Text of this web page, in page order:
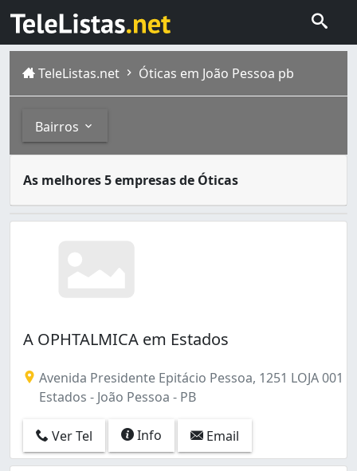
TeleListas.net Óticas em João Pessoa pb
Bairros
Cruz das Armas (2)
Estados (2)
Expedicionários (1)
Gramame (1)
Ipês (1)
Jaguaribe (1)
As melhores 5 empresas de Óticas
João Pessoa é a cidade mais populosa do estado da
A OPHTALMICA em Estados
Avenida Presidente Epitácio Pessoa, 1251 LOJA 001
Estados - João Pessoa - PB
Ver Tel Info Email